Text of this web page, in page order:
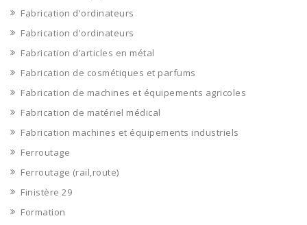
Fabrication d'ordinateurs
Fabrication d'ordinateurs
Fabrication d’articles en métal
Fabrication de cosmétiques et parfums
Fabrication de machines et équipements agricoles
Fabrication de matériel médical
Fabrication machines et équipements industriels
Ferroutage
Ferroutage (rail,route)
Finistère 29
Formation